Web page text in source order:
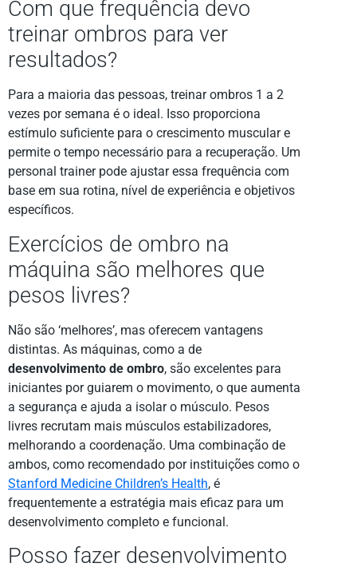
Com que frequência devo
treinar ombros para ver
resultados?
Para a maioria das pessoas, treinar ombros 1 a 2
vezes por semana é o ideal. Isso proporciona
estímulo suficiente para o crescimento muscular e
permite o tempo necessário para a recuperação. Um
personal trainer pode ajustar essa frequência com
base em sua rotina, nível de experiência e objetivos
específicos.
Exercícios de ombro na
máquina são melhores que
pesos livres?
Não são ‘melhores’, mas oferecem vantagens
distintas. As máquinas, como a de
desenvolvimento de ombro, são excelentes para
iniciantes por guiarem o movimento, o que aumenta
a segurança e ajuda a isolar o músculo. Pesos
livres recrutam mais músculos estabilizadores,
melhorando a coordenação. Uma combinação de
ambos, como recomendado por instituições como o
Stanford Medicine Children’s Health, é
frequentemente a estratégia mais eficaz para um
desenvolvimento completo e funcional.
Posso fazer desenvolvimento